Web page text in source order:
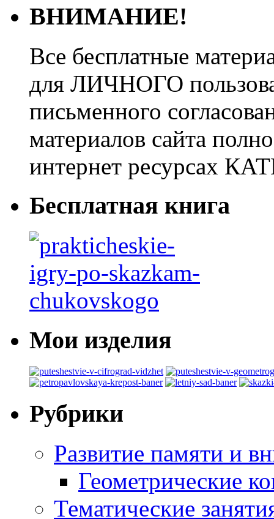
ВНИМАНИЕ!
Все бесплатные
для ЛИЧНОГО
письменного
материалов сайта
интернет ресурсах
Бесплатная книга
Мои изделия
Рубрики
Развитие памяти и
Геометрические
Тематические